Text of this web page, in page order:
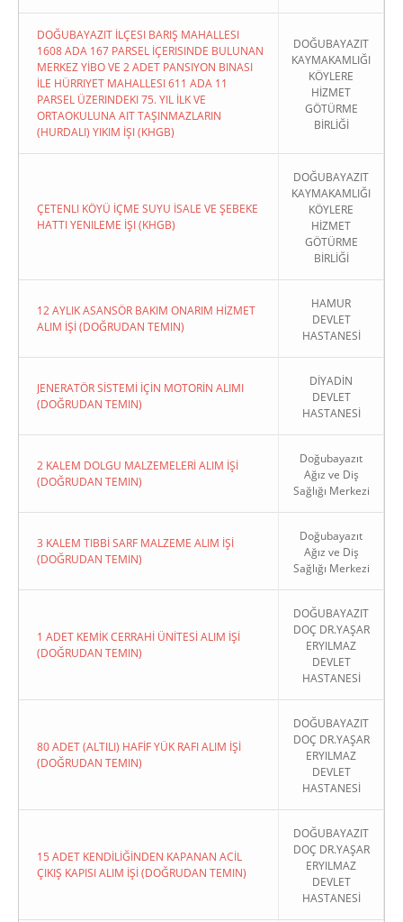
DOĞUBAYAZIT İLÇESI BARIŞ MAHALLESI
1608 ADA 167 PARSEL İÇERISINDE BULUNAN
MERKEZ YİBO VE 2 ADET PANSIYON BINASI
İLE HÜRRIYET MAHALLESI 611 ADA 11
PARSEL ÜZERINDEKI 75. YIL İLK VE
ORTAOKULUNA AIT TAŞINMAZLARIN
(HURDALI) YIKIM İŞI (KHGB)
DOĞUBAYAZIT
KAYMAKAMLIĞI
KÖYLERE
HİZMET
GÖTÜRME
BİRLİĞİ
ÇETENLI KÖYÜ İÇME SUYU İSALE VE ŞEBEKE
HATTI YENILEME İŞI (KHGB)
DOĞUBAYAZIT
KAYMAKAMLIĞI
KÖYLERE
HİZMET
GÖTÜRME
BİRLİĞİ
12 AYLIK ASANSÖR BAKIM ONARIM HİZMET
ALIM İŞİ (DOĞRUDAN TEMIN)
HAMUR
DEVLET
HASTANESİ
JENERATÖR SİSTEMİ İÇİN MOTORİN ALIMI
(DOĞRUDAN TEMIN)
DİYADİN
DEVLET
HASTANESİ
2 KALEM DOLGU MALZEMELERİ ALIM İŞİ
(DOĞRUDAN TEMIN)
Doğubayazıt
Ağız ve Diş
Sağlığı Merkezi
3 KALEM TIBBİ SARF MALZEME ALIM İŞİ
(DOĞRUDAN TEMIN)
Doğubayazıt
Ağız ve Diş
Sağlığı Merkezi
1 ADET KEMİK CERRAHİ ÜNİTESİ ALIM İŞİ
(DOĞRUDAN TEMIN)
DOĞUBAYAZIT
DOÇ DR.YAŞAR
ERYILMAZ
DEVLET
HASTANESİ
80 ADET (ALTILI) HAFİF YÜK RAFI ALIM İŞİ
(DOĞRUDAN TEMIN)
DOĞUBAYAZIT
DOÇ DR.YAŞAR
ERYILMAZ
DEVLET
HASTANESİ
15 ADET KENDİLİĞİNDEN KAPANAN ACİL
ÇIKIŞ KAPISI ALIM İŞİ (DOĞRUDAN TEMIN)
DOĞUBAYAZIT
DOÇ DR.YAŞAR
ERYILMAZ
DEVLET
HASTANESİ